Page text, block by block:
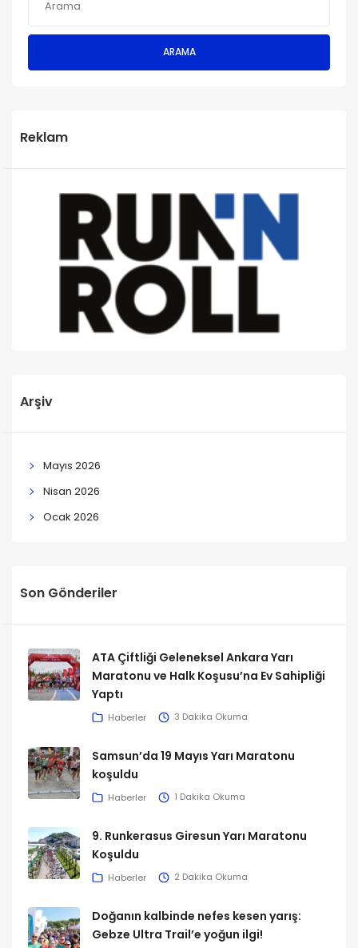
ARAMA
Reklam
Arşiv
Mayıs 2026
Nisan 2026
Ocak 2026
Son Gönderiler
ATA Çiftliği Geleneksel Ankara Yarı
Maratonu ve Halk Koşusu’na Ev Sahipliği
Yaptı
Haberler 3 Dakika Okuma
Samsun’da 19 Mayıs Yarı Maratonu
koşuldu
Haberler 1 Dakika Okuma
9. Runkerasus Giresun Yarı Maratonu
Koşuldu
Haberler 2 Dakika Okuma
Doğanın kalbinde nefes kesen yarış:
Gebze Ultra Trail’e yoğun ilgi!